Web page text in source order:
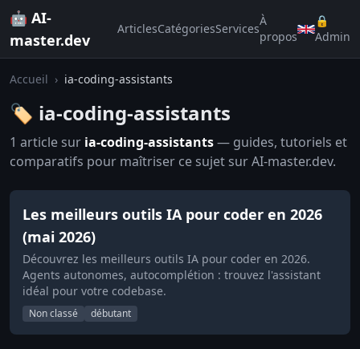
🤖 AI-
master.dev
ArticlesCatégoriesServices
À
propos
🔒
Admin
Accueil › ia-coding-assistants
🏷️ ia-coding-assistants
1 article sur ia-coding-assistants— guides, tutoriels et
comparatifs pour maîtriser ce sujet sur AI-master.dev.
Les meilleurs outils IA pour coder en 2026
(mai 2026)
Découvrez les meilleurs outils IA pour coder en 2026.
Agents autonomes, autocomplétion : trouvez l'assistant
idéal pour votre codebase.
Non classé débutant